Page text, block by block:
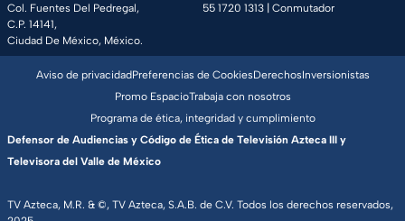
Col. Fuentes Del Pedregal,
C.P. 14141,
Ciudad De México, México.
55 1720 1313 | Conmutador
TV Azteca, M.R. & ©, TV Azteca, S.A.B. de C.V. Todos los derechos reservados,
Aviso de privacidadPreferencias de CookiesDerechosInversionistas
Promo EspacioTrabaja con nosotros
Programa de ética, integridad y cumplimiento
Defensor de Audiencias y Código de Ética de Televisión Azteca III y
Televisora del Valle de México